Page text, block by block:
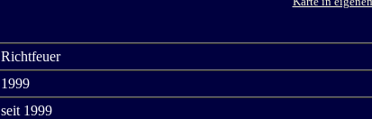
Richtfeuer
1999
seit 1999